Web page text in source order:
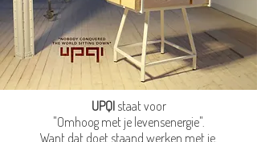
UPQI staat voor
"Omhoog met je levensenergie".
Want dat doet staand werken met je.